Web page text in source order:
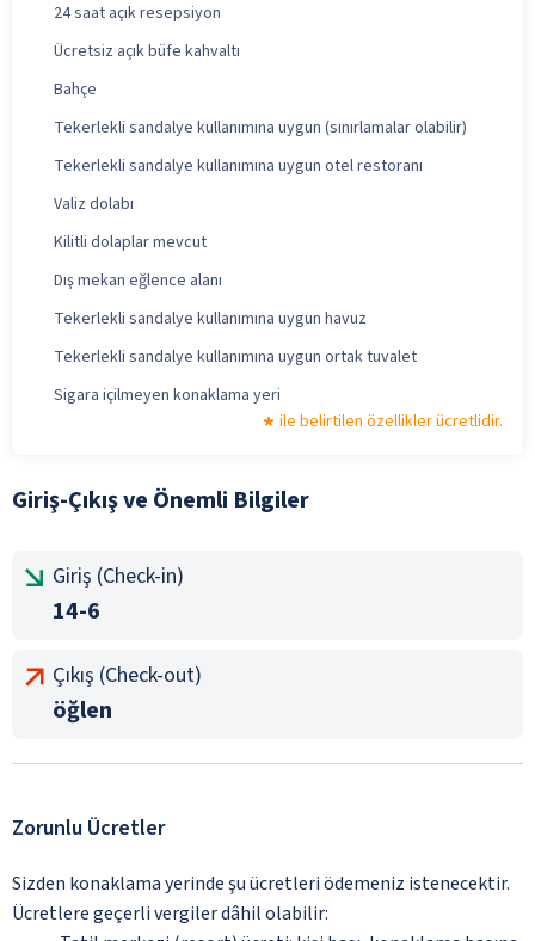
24 saat açık resepsiyon
Ücretsiz açık büfe kahvaltı
Bahçe
Tekerlekli sandalye kullanımına uygun (sınırlamalar olabilir)
Tekerlekli sandalye kullanımına uygun otel restoranı
Valiz dolabı
Kilitli dolaplar mevcut
Dış mekan eğlence alanı
Tekerlekli sandalye kullanımına uygun havuz
Tekerlekli sandalye kullanımına uygun ortak tuvalet
Sigara içilmeyen konaklama yeri
ile belirtilen özellikler ücretlidir.
Giriş-Çıkış ve Önemli Bilgiler
Giriş (Check-in)
14-6
Çıkış (Check-out)
öğlen
Zorunlu Ücretler
Sizden konaklama yerinde şu ücretleri ödemeniz istenecektir.
Ücretlere geçerli vergiler dâhil olabilir: